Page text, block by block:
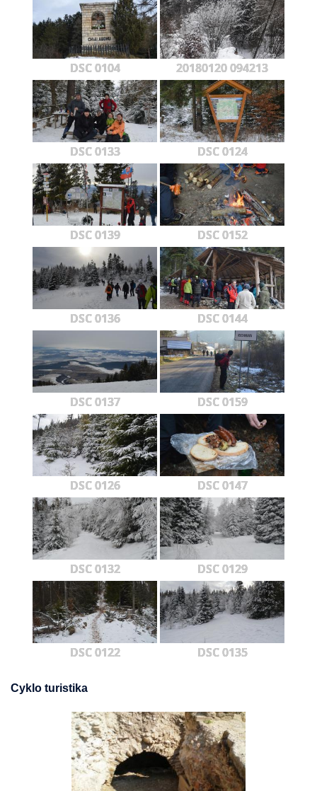
DSC 0104 20180120 094213
DSC 0133 DSC 0124
DSC 0139 DSC 0152
DSC 0136 DSC 0144
DSC 0137 DSC 0159
DSC 0126 DSC 0147
DSC 0132 DSC 0129
DSC 0122 DSC 0135
Cyklo turistika